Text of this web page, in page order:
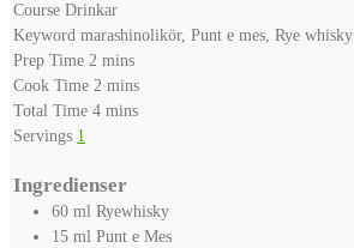
Course Drinkar
Keyword marashinolikör, Punt e mes, Rye whisky
Prep Time 2 minutes
mins
Cook Time 2 minutes
mins
Total Time 4minutes
mins
Servings 1
Ingredienser
60 ml Ryewhisky
15 ml Punt e Mes